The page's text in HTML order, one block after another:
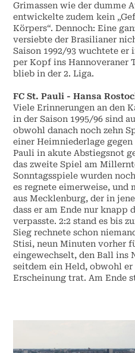
Grimassen wie der dumme
entwickelte zudem kein
Körpers“. Dennoch: Eine
versiebte der Brasilianer
Saison 1992/93 wuchtete er
per Kopf ins Hannoveraner
blieb in der 2. Liga.
FC St. Pauli - Hansa
Viele Erinnerungen an den
in der Saison 1995/96 sind
obwohl danach noch zehn
einer Heimniederlage
Pauli in akute Abstiegsnot
das zweite Spiel am
Sonntagsspiele wurden
es regnete eimerweise, und
aus Mecklenburg, der in
dass er am Ende nur knapp
verpasste. 2:2 stand es bis
Sieg rechnete schon
Stisi, neun Minuten vorher
eingewechselt, den Ball ins
seitdem ein Held, obwohl
Erscheinung trat. Am Ende